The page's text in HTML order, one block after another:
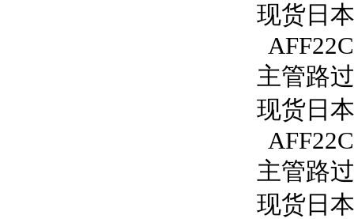
现货日
主管路
现货日
主管路
现货日